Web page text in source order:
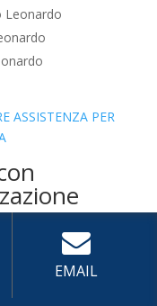
Leonardo
ASSISTENZA PER
EMAIL